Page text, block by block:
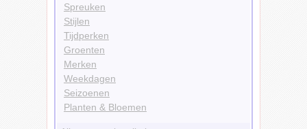
Spreuken
Stijlen
Tijdperken
Groenten
Merken
Weekdagen
Seizoenen
Planten & Bloemen